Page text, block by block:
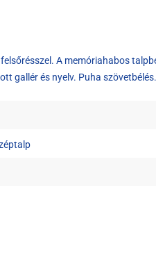
A memóriahabos
gallér és nyelv. Puha